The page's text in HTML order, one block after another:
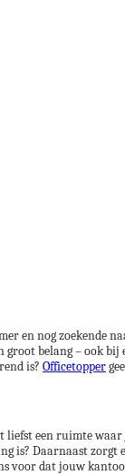
en nog zoekende
belang – ook
is? Officetopper
een ruimte
is? Daarnaast
voor dat jouw